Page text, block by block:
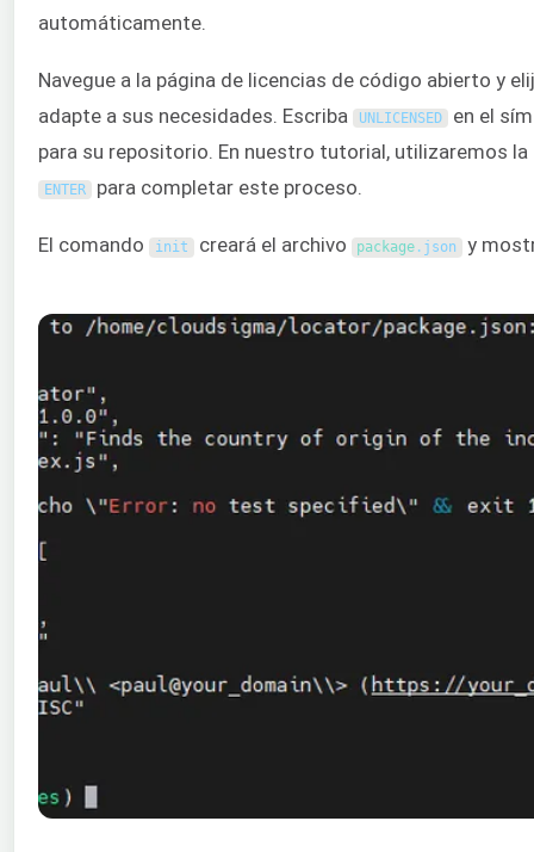
automáticamente.
Navegue a la página de licencias de código abierto y
adapte a sus necesidades. Escriba
UNLICENSED en el
para su repositorio. En nuestro tutorial, utilizaremos
ENTER para completar este proceso.
El comando init creará el archivo package . json y